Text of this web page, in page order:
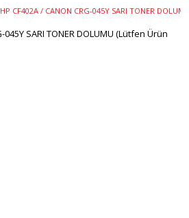
HP CF402A / CANON CRG-045Y SARI TONER